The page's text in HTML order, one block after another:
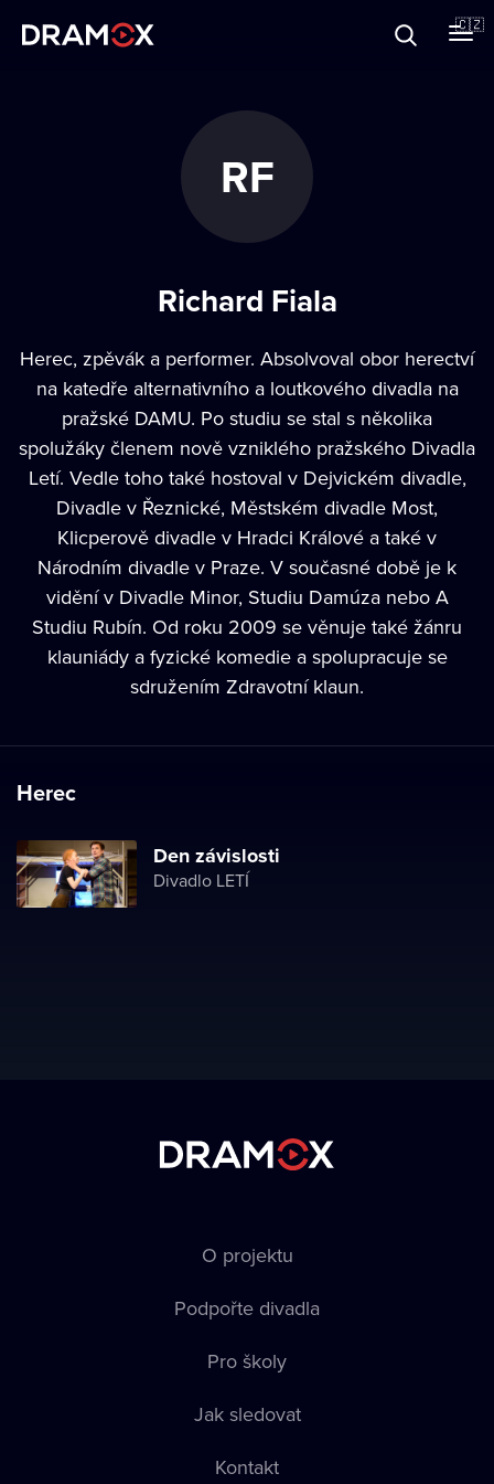
🇨🇿
RF
Richard Fiala
Herec, zpěvák a performer. Absolvoval obor herectví
na katedře alternativního a loutkového divadla na
pražské DAMU. Po studiu se stal s několika
spolužáky členem nově vzniklého pražského Divadla
Letí. Vedle toho také hostoval v Dejvickém divadle,
Divadle v Řeznické, Městském divadle Most,
Klicperově divadle v Hradci Králové a také v
Národním divadle v Praze. V současné době je k
vidění v Divadle Minor, Studiu Damúza nebo A
Studiu Rubín. Od roku 2009 se věnuje také žánru
klauniády a fyzické komedie a spolupracuje se
sdružením Zdravotní klaun.
Herec
Den závislosti
Divadlo LETÍ
O projektu
Podpořte divadla
Pro školy
Jak sledovat
Kontakt